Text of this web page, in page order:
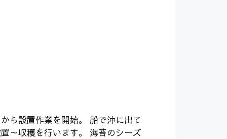
ら設置作業を開始。 船で沖に出て
～収穫を行います。 海苔のシーズ